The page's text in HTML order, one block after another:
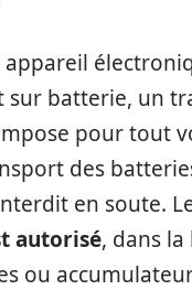
sur batterie, un
pour tout
des
en soute.
autorisé, dans
ou